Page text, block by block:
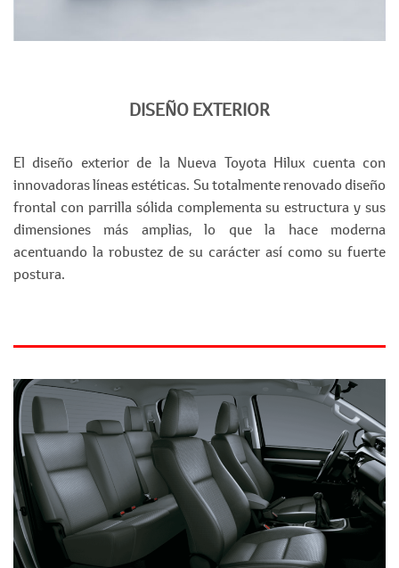
DISEÑO EXTERIOR
El diseño exterior de la Nueva Toyota Hilux cuenta con
innovadoras líneas estéticas. Su totalmente renovado diseño
frontal con parrilla sólida complementa su estructura y sus
dimensiones más amplias, lo que la hace moderna
acentuando la robustez de su carácter así como su fuerte
postura.